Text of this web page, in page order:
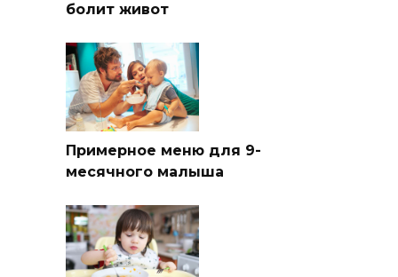
болит живот
Примерное меню для 9-
месячного малыша